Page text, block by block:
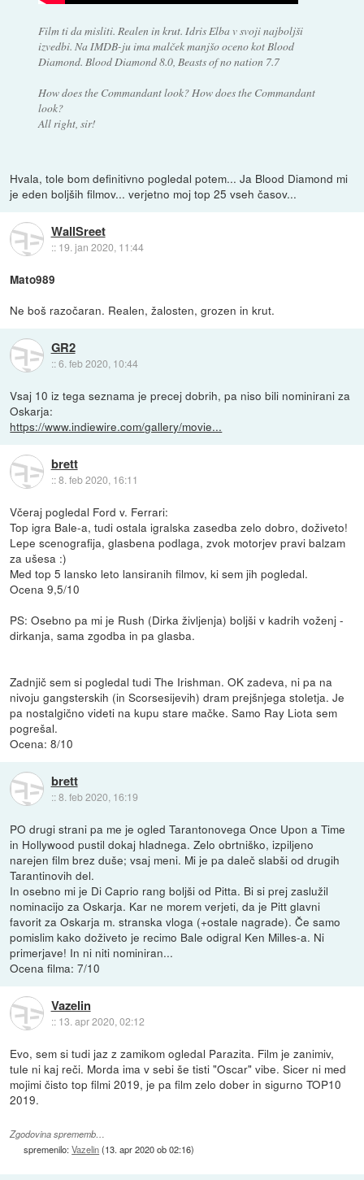
Film ti da misliti. Realen in krut. Idris Elba v svoji najboljši
izvedbi. Na IMDB-ju ima malček manjšo oceno kot Blood
Diamond. Blood Diamond 8.0, Beasts of no nation 7.7
How does the Commandant look? How does the Commandant
look?
All right, sir!
Hvala, tole bom definitivno pogledal potem... Ja Blood Diamond mi
je eden boljših filmov... verjetno moj top 25 vseh časov...
WallSreet
:: 19. jan 2020, 11:44
Mato989
Ne boš razočaran. Realen, žalosten, grozen in krut.
GR2
::6. feb 2020, 10:44
Vsaj 10 iz tega seznama je precej dobrih, pa niso bili nominirani za
Oskarja:
https://www.indiewire.com/gallery/movie...
brett
::8. feb 2020, 16:11
Včeraj pogledal Ford v. Ferrari:
Top igra Bale-a, tudi ostala igralska zasedba zelo dobro, doživeto!
Lepe scenografija, glasbena podlaga, zvok motorjev pravi balzam
za ušesa :)
Med top 5 lansko leto lansiranih filmov, ki sem jih pogledal.
Ocena 9,5/10
PS: Osebno pa mi je Rush (Dirka življenja) boljši v kadrih voženj -
dirkanja, sama zgodba in pa glasba.
Zadnjič sem si pogledal tudi The Irishman. OK zadeva, ni pa na
nivoju gangsterskih (in Scorsesijevih) dram prejšnjega stoletja. Je
pa nostalgično videti na kupu stare mačke. Samo Ray Liota sem
pogrešal.
Ocena: 8/10
brett
::8. feb 2020, 16:19
PO drugi strani pa me je ogled Tarantonovega Once Upon a Time
in Hollywood pustil dokaj hladnega. Zelo obrtniško, izpiljeno
narejen film brez duše; vsaj meni. Mi je pa daleč slabši od drugih
Tarantinovih del.
In osebno mi je Di Caprio rang boljši od Pitta. Bi si prej zaslužil
nominacijo za Oskarja. Kar ne morem verjeti, da je Pitt glavni
favorit za Oskarja m. stranska vloga (+ostale nagrade). Če samo
pomislim kako doživeto je recimo Bale odigral Ken Milles-a. Ni
primerjave! In ni niti nominiran...
Ocena filma: 7/10
Vazelin
:: 13. apr 2020, 02:12
Evo, sem si tudi jaz z zamikom ogledal Parazita. Film je zanimiv,
tule ni kaj reči. Morda ima v sebi še tisti "Oscar" vibe. Sicer ni med
mojimi čisto top filmi 2019, je pa film zelo dober in sigurno TOP10
2019.
Zgodovina sprememb…
spremenilo:Vazelin(13. apr 2020 ob 02:16)